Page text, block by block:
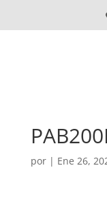
por | Ene 26,